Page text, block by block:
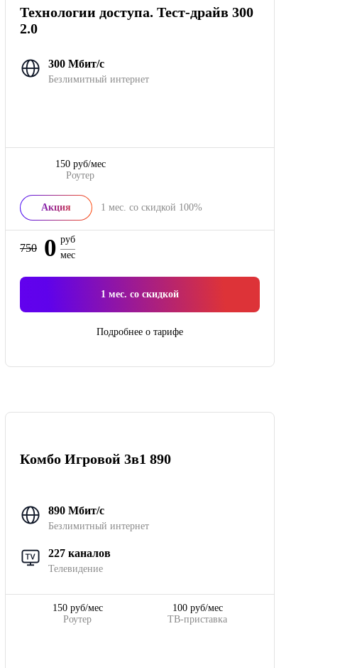
Технологии доступа. Тест-драйв 300
2.0
300 Мбит/с
Безлимитный интернет
Роутер
150 руб/мес
Акция 1 мес. со скидкой 100%
750 0 руб
мес
1 мес. со скидкой
Подробнее о тарифе
Комбо Игровой 3в1 890
890 Мбит/с
Безлимитный интернет
227 каналов
Телевидение
Роутер
150 руб/мес
ТВ-приставка
100 руб/мес